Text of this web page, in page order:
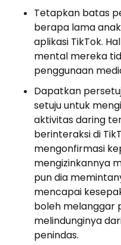
Tetapkan batas
berapa lama
aplikasi TikTok.
mental mereka
penggunaan
Dapatkan
setuju untuk
aktivitas daring
berinteraksi di
mengonfirmasi
mengizinkannya
pun dia
mencapai
boleh melanggar
melindunginya
penindas.